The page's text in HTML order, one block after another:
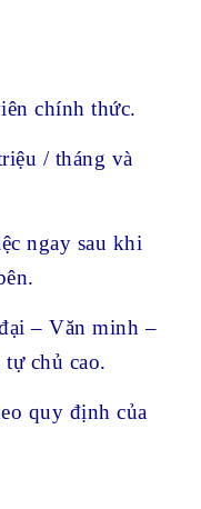
chính thức.
/ tháng và
ngay sau khi
– Văn minh –
chủ cao.
quy định của